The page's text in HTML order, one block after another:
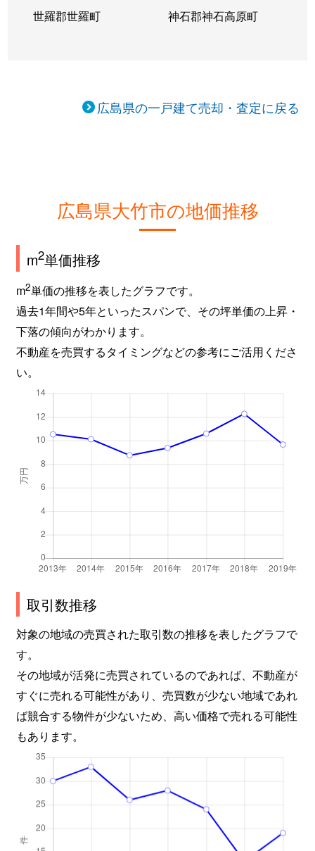
世羅郡世羅町 神石郡神石高原町
広島県の一戸建て売却・査定に戻る
広島県大竹市の地価推移
m2単価推移
m2単価の推移を表したグラフです。
過去1年間や5年といったスパンで、その坪単価の上昇・
下落の傾向がわかります。
不動産を売買するタイミングなどの参考にご活用くださ
い。
取引数推移
対象の地域の売買された取引数の推移を表したグラフで
す。
その地域が活発に売買されているのであれば、不動産が
すぐに売れる可能性があり、売買数が少ない地域であれ
ば競合する物件が少ないため、高い価格で売れる可能性
もあります。